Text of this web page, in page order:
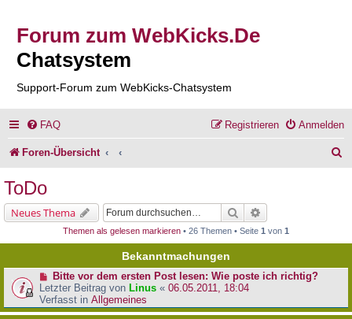
Forum zum WebKicks.De
Chatsystem
Support-Forum zum WebKicks-Chatsystem
FAQ Anmelden
Registrieren
Foren-Übersicht
e
ToDo
Neues Thema Suche
Themen als gelesen markieren • 26 Themen • Seite 1 von 1
Bekanntmachungen
Bitte vor dem ersten Post lesen: Wie poste ich richtig?
Letzter Beitrag von Linus « 06.05.2011, 18:04
Verfasst in Allgemeines